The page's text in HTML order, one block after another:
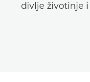
divlje životinje